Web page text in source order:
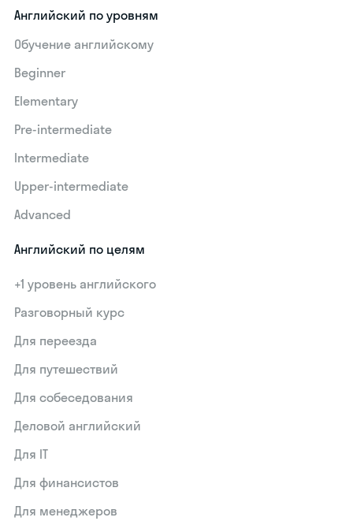
Английский по уровням
Обучение английскому
Beginner
Elementary
Pre-intermediate
Intermediate
Upper-intermediate
Advanced
Английский по целям
+1 уровень английского
Разговорный курс
Для переезда
Для путешествий
Для собеседования
Деловой английский
Для IT
Для финансистов
Для менеджеров